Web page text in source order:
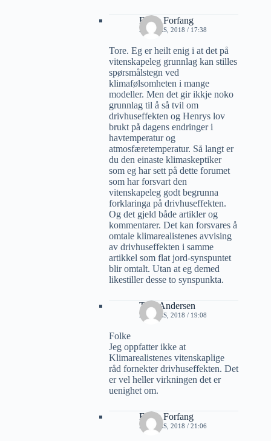
Folke Forfang
21 MARS, 2018 / 17:38
Tore. Eg er heilt enig i at det på
vitenskapeleg grunnlag kan stilles
spørsmålstegn ved
klimafølsomheten i mange
modeller. Men det gir ikkje noko
grunnlag til å så tvil om
drivhuseffekten og Henrys lov
brukt på dagens endringer i
havtemperatur og
atmosfæretemperatur. Så langt er
du den einaste klimaskeptiker
som eg har sett på dette forumet
som har forsvart den
vitenskapeleg godt begrunna
forklaringa på drivhuseffekten.
Og det gjeld både artikler og
kommentarer. Det kan forsvares å
omtale klimarealistenes avvising
av drivhuseffekten i samme
artikkel som flat jord-synspuntet
blir omtalt. Utan at eg demed
likestiller desse to synspunkta.
Tore Andersen
21 MARS, 2018 / 19:08
Folke
Jeg oppfatter ikke at
Klimarealistenes vitenskaplige
råd fornekter drivhuseffekten. Det
er vel heller virkningen det er
uenighet om.
Folke Forfang
21 MARS, 2018 / 21:06